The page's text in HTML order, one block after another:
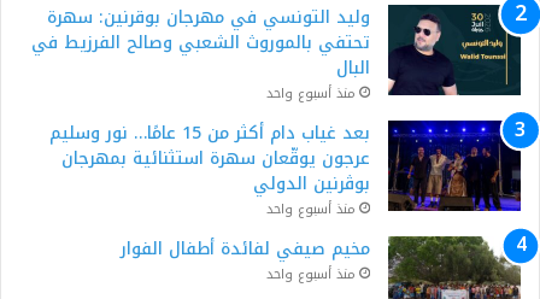
وليد التونسي في مهرجان بوقرنين: سهرة
تحتفي بالموروث الشعبي وصالح الفرزيط في
البال
منذ أسبوع واحد
بعد غياب دام أكثر من 15 عامًا… نور وسليم
عرجون يوقّعان سهرة استثنائية بمهرجان
بوڨرنين الدولي
منذ أسبوع واحد
مخيم صيفي لفائدة أطفال الفوار
منذ أسبوع واحد